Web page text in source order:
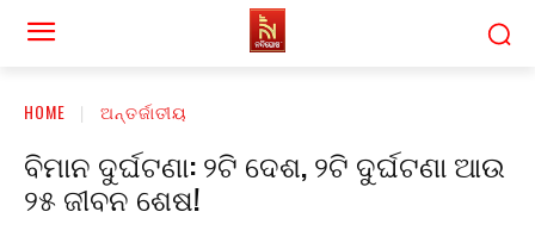
HOME ଅନ୍ତର୍ଜାତୀୟ
ବିମାନ ଦୁର୍ଘଟଣା: ୨ଟି ଦେଶ, ୨ଟି ଦୁର୍ଘଟଣା ଆଉ
୨୫ ଜୀବନ ଶେଷ!